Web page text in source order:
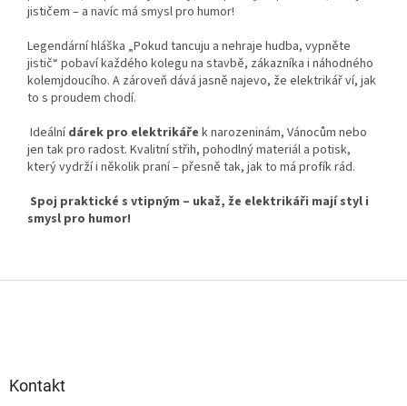
jističem – a navíc má smysl pro humor!
Legendární hláška „Pokud tancuju a nehraje hudba, vypněte
jistič“ pobaví každého kolegu na stavbě, zákazníka i náhodného
kolemjdoucího. A zároveň dává jasně najevo, že elektrikář ví, jak
to s proudem chodí.
Ideálnídárek pro elektrikáře k narozeninám, Vánocům nebo
jen tak pro radost. Kvalitní střih, pohodlný materiál a potisk,
který vydrží i několik praní – přesně tak, jak to má profík rád.
Spoj praktické s vtipným – ukaž, že elektrikáři mají styl i
smysl pro humor!
Kontakt